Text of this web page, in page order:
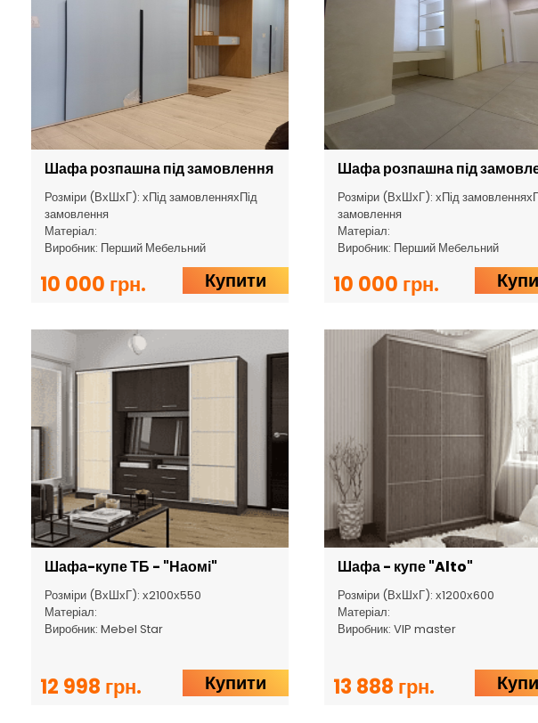
Шафа розпашна під замовлення
Розміри (ВхШхГ): хПід замовленняхПід
замовлення
Матеріал:
Виробник: Перший Мебельний
10 000 грн. Купити
Шафа розпашна під
Розміри (ВхШхГ): хПід
замовлення
Матеріал:
Виробник: Перший Мебельний
10 000 грн.
Шафа-купе ТБ - "Наомі"
Розміри (ВхШхГ): х2100х550
Матеріал:
Виробник: Mebel Star
12 998 грн. Купити
Шафа - купе "Alto"
Розміри (ВхШхГ): х1200х600
Матеріал:
Виробник: VIP master
13 888 грн.